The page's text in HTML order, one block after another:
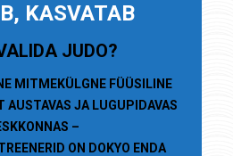
KASVATAB
JUDO?
MITMEKÜLGNE FÜÜSILINE
AUSTAVAS JA LUGUPIDAVAS
–
ON DOKYO ENDA